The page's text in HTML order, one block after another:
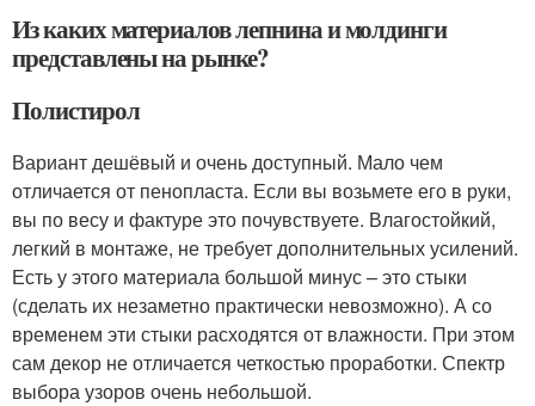
Из каких материалов лепнина и молдинги
представлены на рынке?
Полистирол
Вариант дешёвый и очень доступный. Мало чем
отличается от пенопласта. Если вы возьмете его в руки,
вы по весу и фактуре это почувствуете. Влагостойкий,
легкий в монтаже, не требует дополнительных усилений.
Есть у этого материала большой минус – это стыки
(сделать их незаметно практически невозможно). А со
временем эти стыки расходятся от влажности. При этом
сам декор не отличается четкостью проработки. Спектр
выбора узоров очень небольшой.